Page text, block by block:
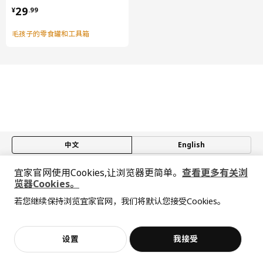
¥29.99
¥ 29.99
毛孩子的零食罐和工具箱
抱歉，该商品在所选地区暂时缺货。
客服
加入购物袋 立即购买
中文 English
© Inter IKEA Systems B.V. 1999-2026
隐私政策
上海工商 沪公网安备 31010402001069号
宜家AI购物助手算法 网信算备310104755117001240013号
宜家智能搜索生成合成算法 网信算备310104755117001250025号
Cookie设置
全屋设计服务
宜家官网使用Cookies,让浏览器更简单。 查看更多有关浏
览器Cookies。
若您继续保持浏览宜家官网，我们将默认您接受Cookies。
设置 我接受